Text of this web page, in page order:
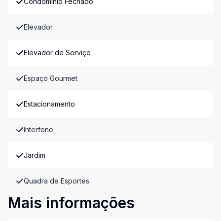
Elevador
Elevador de Serviço
Espaço Gourmet
Estacionamento
Interfone
Jardim
Quadra de Esportes
Mais informações